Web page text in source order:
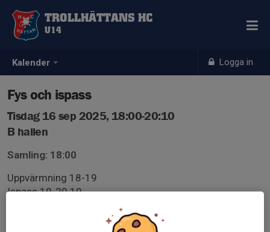
Kalender Logga in
TROLLHÄTTANS HC
U14
Fys och ispass
Tisdag 16 sep 2025, 18:00-20:10
B hallen
Samling: 18:00
Uppvärmning 18-19
Ispass 19-20.10